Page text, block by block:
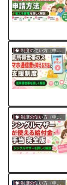
🧠 制度の使い方（申請・相談など）
🧠 制度の使い方（申請・相談など）
🧠 制度の使い方（申請・相談など）